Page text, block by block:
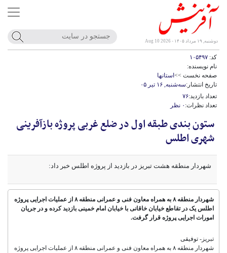
دوشنبه, ۱۹ مرداد ۱۴۰۵ - Aug 10 2026
کد:
نام نویسنده:
صفحه نخست >> استانها
تاریخ انتشار:سه‌شنبه, ۱۶ تیر ۰۵
تعداد بازدید:۷۶
تعداد نظرات: ۰ نظر
ستون بندی طبقه اول در ضلع غربی پروژه بازآفرینی
شهری اطلس
شهردار منطقه هشت تبریز در بازدید از پروژه اطلس خبر داد:
شهردار منطقه ۸ به همراه معاون فنی و عمرانی منطقه ۸ از عملیات اجرایی پروژه
اطلس یک در تقاطع خیابان خاقانی با خیابان امام خمینی بازدید کرده و در جریان
امورات اجرایی پروژه قرار گرفت.
تبریز- توفیقی
شهردار منطقه ۸ به همراه معاون فنی و عمرانی منطقه ۸ از عملیات اجرایی پروژه